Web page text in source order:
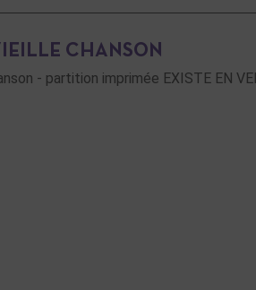
CHANSON
- partition imprimée EXISTE EN